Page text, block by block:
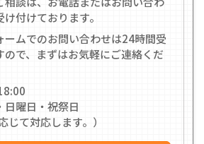
付けております。
ームでのお問い合わせは24時間受
ので、まずはお気軽にご連絡くだ
日曜日・祝祭日
じて対応します。）